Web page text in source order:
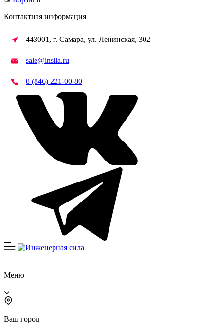
Контактная информация
443001, г. Самара, ул. Ленинская, 302
sale@insila.ru
8 (846) 221-00-80
Меню
Ваш город